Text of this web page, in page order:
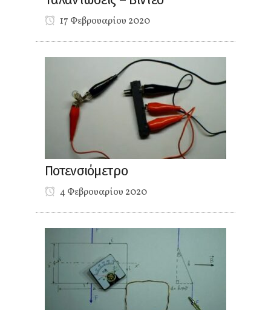
17 Φεβρουαρίου 2020
Ποτενσιόμετρο
4 Φεβρουαρίου 2020